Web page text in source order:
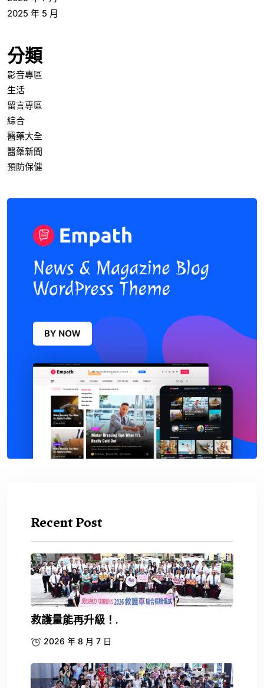
2025 年 5 月
分類
影音專區
生活
留言專區
綜合
醫藥大全
醫藥新聞
預防保健
Recent Post
救護量能再升級！.
2026 年 8 月 7 日